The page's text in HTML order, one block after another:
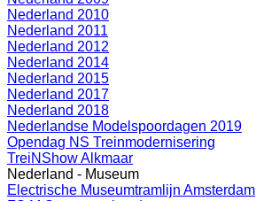
Nederland 2010
Nederland 2011
Nederland 2012
Nederland 2014
Nederland 2015
Nederland 2017
Nederland 2018
Nederlandse Modelspoordagen 2019
Opendag NS Treinmodernisering
TreiNShow Alkmaar
Nederland - Museum
Electrische Museumtramlijn Amsterdam